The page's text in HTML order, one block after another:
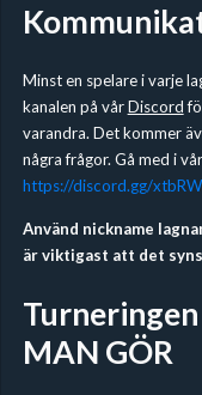
Minst en spelare i varje
kanalen på vårDiscord
varandra. Det kommer
några frågor. Gå med i
https://discord.gg/
Använd nickname
är viktigast att det
MAN GÖR